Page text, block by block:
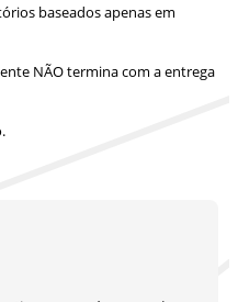
baseados apenas em
NÃO termina com a entrega